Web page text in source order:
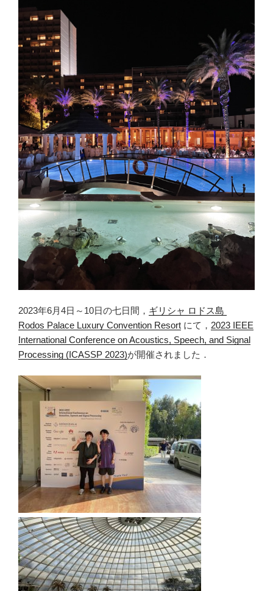
2023年6月4日～10日の七日間， ギリシャ ロドス島
Rodos Palace Luxury Convention Resort にて， 2023 IEEE
International Conference on Acoustics, Speech, and Signal
Processing (ICASSP 2023)が開催されました．